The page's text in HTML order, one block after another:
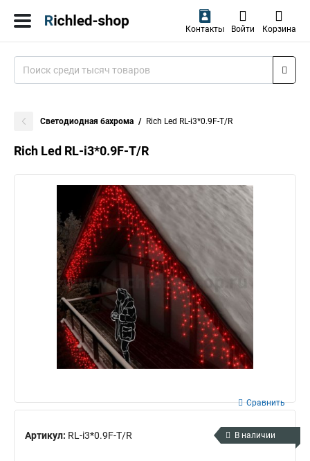
Контакты Войти Корзина
Светодиодная бахрома Rich Led RL-i3*0.9F-T/R
Rich Led RL-i3*0.9F-T/R
Артикул: RL-i3*0.9F-T/R
Сравнить
В наличии